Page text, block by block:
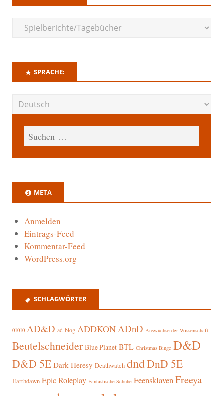
SPRACHE:
META
Anmelden
Eintrags-Feed
Kommentar-Feed
WordPress.org
SCHLAGWÖRTER
01010 AD&D ad-blog ADDKON ADnD Auswüchse der Wissenschaft
Beutelschneider Blue Planet BTL Christmas Binge D&D
D&D 5E Dark Heresy Deathwatch dndDnD 5E
Earthdawn Epic Roleplay Fantastische Schuhe FeensklavenFreeya